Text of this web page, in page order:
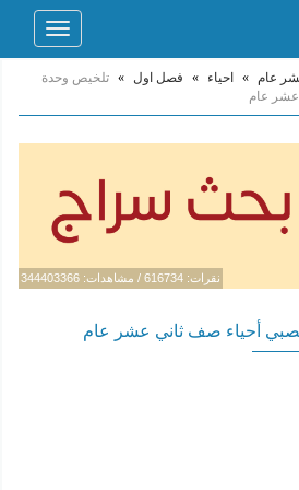
Toggle
عام » احياء » فصل اول » تلخيص وحدة
عشر عام
نقرات: 616734 / مشاهدات: 344403366
أحياء صف ثاني عشر عام